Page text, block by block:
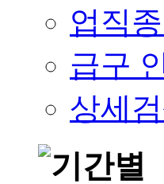
업직
급구
상세